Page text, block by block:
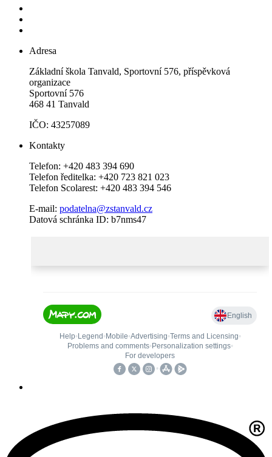
Adresa
Základní škola Tanvald, Sportovní 576, příspěvková
organizace
Sportovní 576
468 41 Tanvald
IČO: 43257089
Kontakty
Telefon: +420 483 394 690
Telefon ředitelka: +420 723 821 023
Telefon Scolarest: +420 483 394 546
E-mail: podatelna@zstanvald.cz
Datová schránka ID: b7nms47